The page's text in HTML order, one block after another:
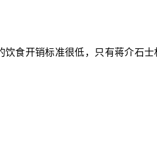
食开销标准很低，只有蒋介石士